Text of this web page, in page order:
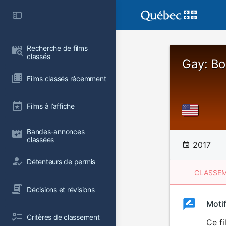
Recherche de films
classés
Films classés récemment
Films à l’affiche
Bandes-annonces
classées
Détenteurs de permis
Décisions et révisions
Critères de classement
Gay:
2017
Ce